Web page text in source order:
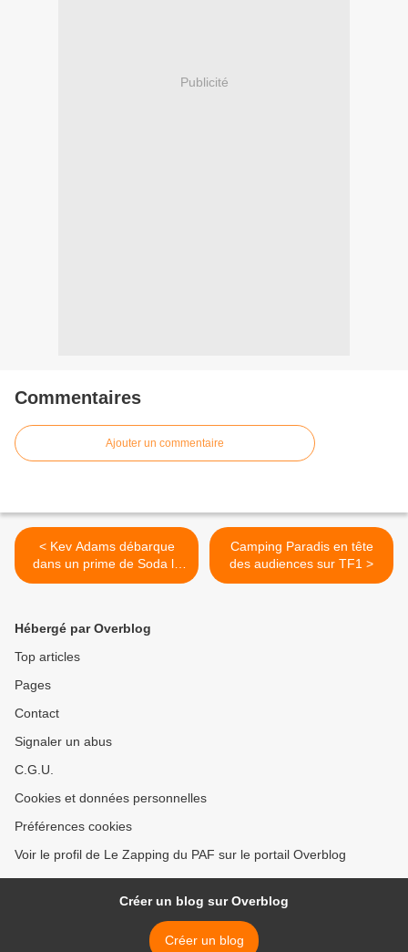
Publicité
Commentaires
Ajouter un commentaire
< Kev Adams débarque
dans un prime de Soda le
29 décembre sur M6
Camping Paradis en tête
des audiences sur TF1 >
Hébergé par Overblog
Top articles
Pages
Contact
Signaler un abus
C.G.U.
Cookies et données personnelles
Préférences cookies
Voir le profil de Le Zapping du PAF sur le portail Overblog
Créer un blog sur Overblog
Créer un blog